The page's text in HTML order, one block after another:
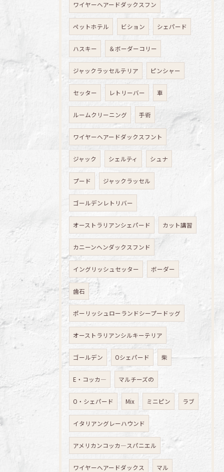
ワイヤーヘアードダックスフン
ペットホテル ビション シェパード
ハスキー ＆ボーダーコリー
ジャックラッセルテリア ピンシャー
セッター レトリーバー 車
ルームクリーニング 手術
ワイヤーヘアードダックスフント
ジャック シェルティ シュナ
プード ジャックラッセル
ゴールデンレトリバー
オーストラリアンシェパード カット講習
カニーンヘンダックスフンド
イングリッシュセッター ボーダー
歯石
ポーリッシュローランドシープードッグ
オーストラリアンシルキーテリア
ゴールデン Oシェパード 柴
E・コッカ― マルチーズの
O・シェパード Mix ミニピン ラブ
イタリアングレーハウンド
アメリカンコッカ―スパニエル
ワイヤーへアードダックス マル